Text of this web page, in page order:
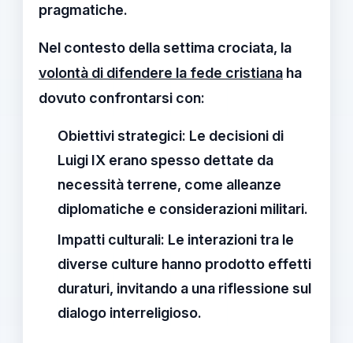
pragmatiche.
Nel contesto della settima crociata, la
volontà di difendere la fede cristiana ha
dovuto confrontarsi con:
Obiettivi strategici: Le decisioni di
Luigi IX erano spesso dettate da
necessità terrene, come alleanze
diplomatiche e considerazioni militari.
Impatti culturali: Le interazioni tra le
diverse culture hanno prodotto effetti
duraturi, invitando a una riflessione sul
dialogo interreligioso.